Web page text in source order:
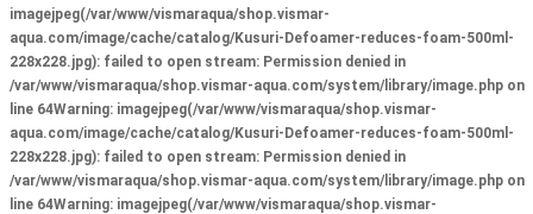
imagejpeg(/var/www/vismaraqua/shop.vismar-
aqua.com/image/cache/catalog/Kusuri-Defoamer-reduces-foam-500ml-
228x228.jpg): failed to open stream: Permission denied in
/var/www/vismaraqua/shop.vismar-aqua.com/system/library/image.php on
line 64Warning: imagejpeg(/var/www/vismaraqua/shop.vismar-
aqua.com/image/cache/catalog/Kusuri-Defoamer-reduces-foam-500ml-
228x228.jpg): failed to open stream: Permission denied in
/var/www/vismaraqua/shop.vismar-aqua.com/system/library/image.php on
line 64Warning: imagejpeg(/var/www/vismaraqua/shop.vismar-